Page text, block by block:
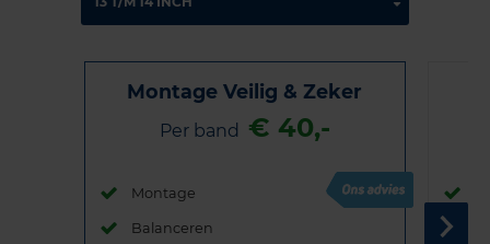
Montage Veilig & Zeker
Per band € 40,-
Montage
Balanceren